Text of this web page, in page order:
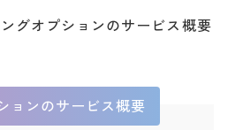
グオプションのサービス概要
ョンのサービス概要